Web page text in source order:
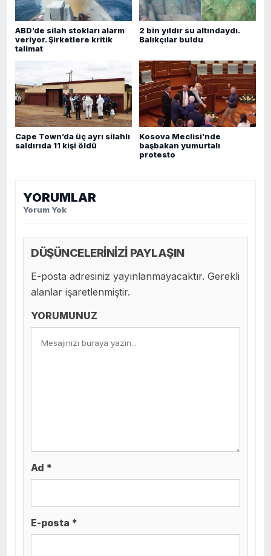
ABD’de silah stokları alarm
veriyor. Şirketlere kritik
talimat
2 bin yıldır su altındaydı.
Balıkçılar buldu
Cape Town’da üç ayrı silahlı
saldırıda 11 kişi öldü
Kosova Meclisi’nde
başbakan yumurtalı
protesto
YORUMLAR
Yorum Yok
DÜŞÜNCELERİNİZİ PAYLAŞIN
E-posta adresiniz yayınlanmayacaktır. Gerekli
alanlar işaretlenmiştir.
YORUMUNUZ
Ad *
E-posta *